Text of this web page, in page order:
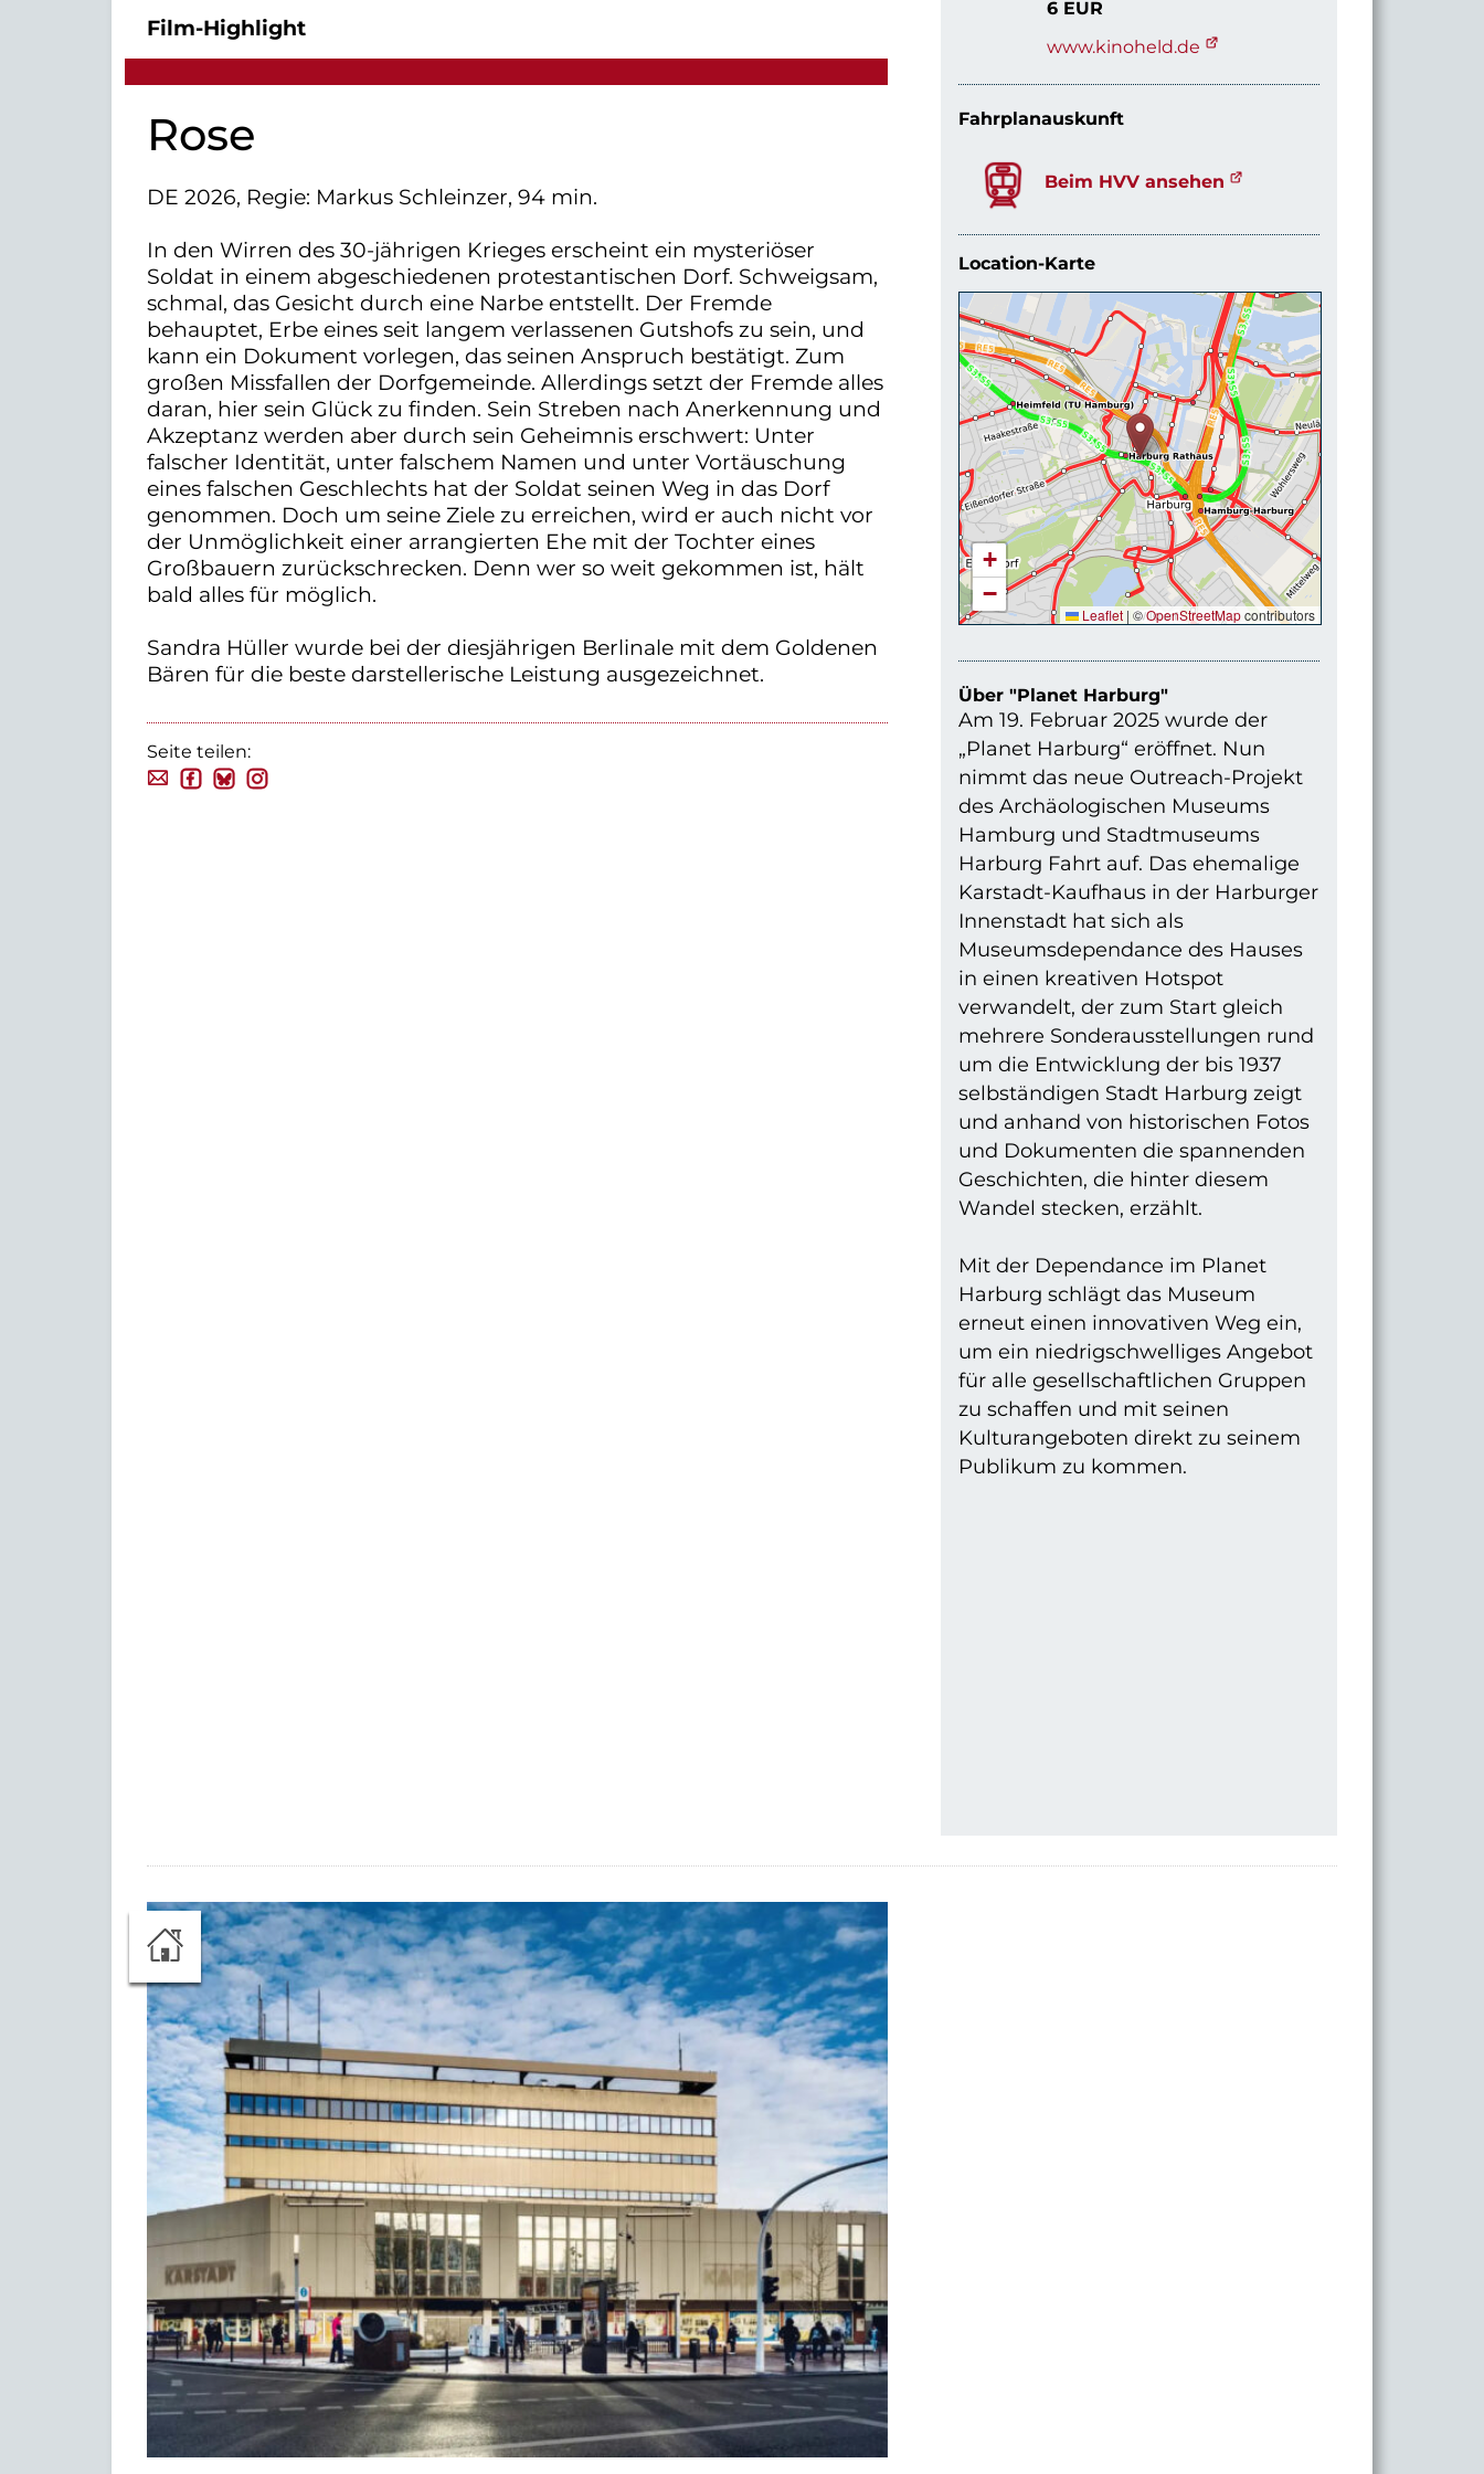
Film-Highlight
Rose
DE 2026, Regie: Markus Schleinzer, 94 min.
In den Wirren des 30-jährigen Krieges erscheint ein mysteriöser
Soldat in einem abgeschiedenen protestantischen Dorf. Schweigsam,
schmal, das Gesicht durch eine Narbe entstellt. Der Fremde
behauptet, Erbe eines seit langem verlassenen Gutshofs zu sein, und
kann ein Dokument vorlegen, das seinen Anspruch bestätigt. Zum
großen Missfallen der Dorfgemeinde. Allerdings setzt der Fremde alles
daran, hier sein Glück zu finden. Sein Streben nach Anerkennung und
Akzeptanz werden aber durch sein Geheimnis erschwert: Unter
falscher Identität, unter falschem Namen und unter Vortäuschung
eines falschen Geschlechts hat der Soldat seinen Weg in das Dorf
genommen. Doch um seine Ziele zu erreichen, wird er auch nicht vor
der Unmöglichkeit einer arrangierten Ehe mit der Tochter eines
Großbauern zurückschrecken. Denn wer so weit gekommen ist, hält
bald alles für möglich.
Sandra Hüller wurde bei der diesjährigen Berlinale mit dem Goldenen
Bären für die beste darstellerische Leistung ausgezeichnet.
Seite teilen:
6 EUR
www.kinoheld.de
Fahrplanauskunft
Beim HVV ansehen
Location-Karte
+
−
Leaflet | ©OpenStreetMapcontributors
Über "Planet Harburg"
Am 19. Februar 2025 wurde der
„Planet Harburg“ eröffnet. Nun
nimmt das neue Outreach-Projekt
des Archäologischen Museums
Hamburg und Stadtmuseums
Harburg Fahrt auf. Das ehemalige
Karstadt-Kaufhaus in der Harburger
Innenstadt hat sich als
Museumsdependance des Hauses
in einen kreativen Hotspot
verwandelt, der zum Start gleich
mehrere Sonderausstellungen rund
um die Entwicklung der bis 1937
selbständigen Stadt Harburg zeigt
und anhand von historischen Fotos
und Dokumenten die spannenden
Geschichten, die hinter diesem
Wandel stecken, erzählt.
Mit der Dependance im Planet
Harburg schlägt das Museum
erneut einen innovativen Weg ein,
um ein niedrigschwelliges Angebot
für alle gesellschaftlichen Gruppen
zu schaffen und mit seinen
Kulturangeboten direkt zu seinem
Publikum zu kommen.